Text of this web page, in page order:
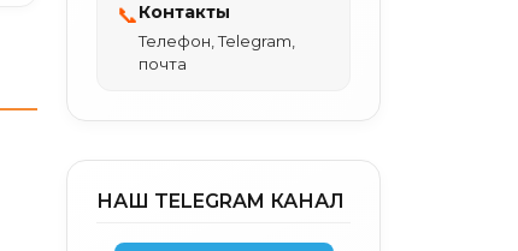
📞Контакты
Телефон, Telegram,
почта
НАШ TELEGRAM КАНАЛ